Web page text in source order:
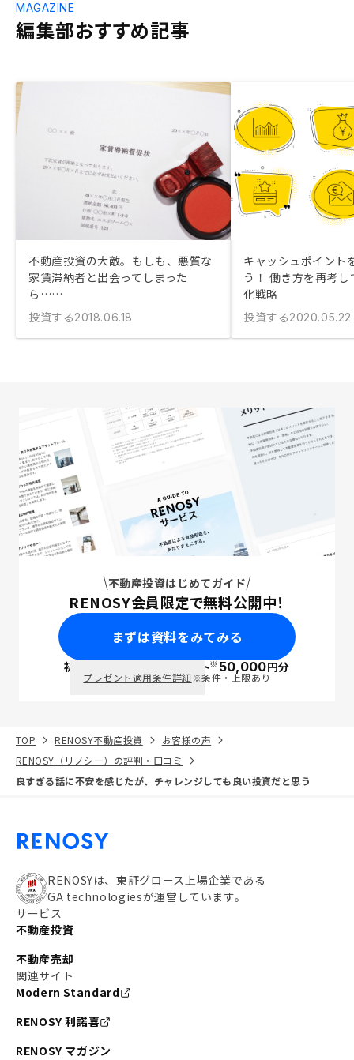
編集部おすすめ記事
MAGAZINE
不動産投資の大敵。もしも、悪質な
家賃滞納者と出会ってしまった
ら……
投資する2018.06.18
キャッシュポイント
う！ 働き方を再考
化戦略
投資する2020.05.22
不動産投資はじめてガイド
RENOSY会員限定で無料公開中！
まずは資料をみてみる
初回面談で ポイント※50,000円分
プレゼント適用条件詳細※条件・上限あり
TOP RENOSY不動産投資
お客様の声
RENOSY（リノシー）の評判・口コミ
良すぎる話に不安を感じたが、チャレンジしても良い投資だと思う
RENOSYは、東証グロース上場企業である
GA technologiesが運営しています。
サービス
不動産投資
不動産売却
関連サイト
Modern Standard
RENOSY 利諾喜
RENOSY マガジン